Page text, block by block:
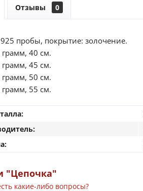
Отзывы 0
пробы, покрытие: золочение.
грамм, 40 см.
грамм, 45 см.
грамм, 50 см.
грамм, 55 см.
"Цепочка"
какие-либо вопросы?